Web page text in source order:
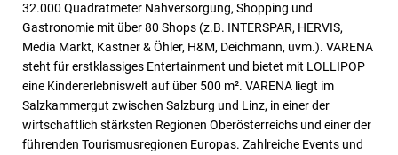
32.000 Quadratmeter Nahversorgung, Shopping und
Gastronomie mit über 80 Shops (z.B. INTERSPAR, HERVIS,
Media Markt, Kastner & Öhler, H&M, Deichmann, uvm.). VARENA
steht für erstklassiges Entertainment und bietet mit LOLLIPOP
eine Kindererlebniswelt auf über 500 m². VARENA liegt im
Salzkammergut zwischen Salzburg und Linz, in einer der
wirtschaftlich stärksten Regionen Oberösterreichs und einer der
führenden Tourismusregionen Europas. Zahlreiche Events und